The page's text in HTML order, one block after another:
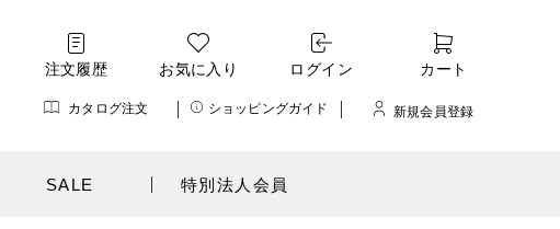
注文履歴 お気に入り ログイン カート
カタログ注文 ショッピングガイド 新規会員登録
SALE 特別法人会員